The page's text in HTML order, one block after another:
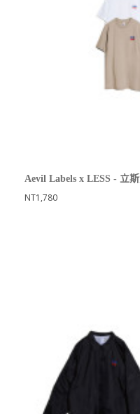
Aevil Labels x LESS - 立
NT1,780